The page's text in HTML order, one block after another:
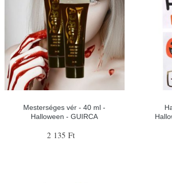
Mesterséges vér - 40 ml -
Halloween - GUIRCA
2 135 Ft